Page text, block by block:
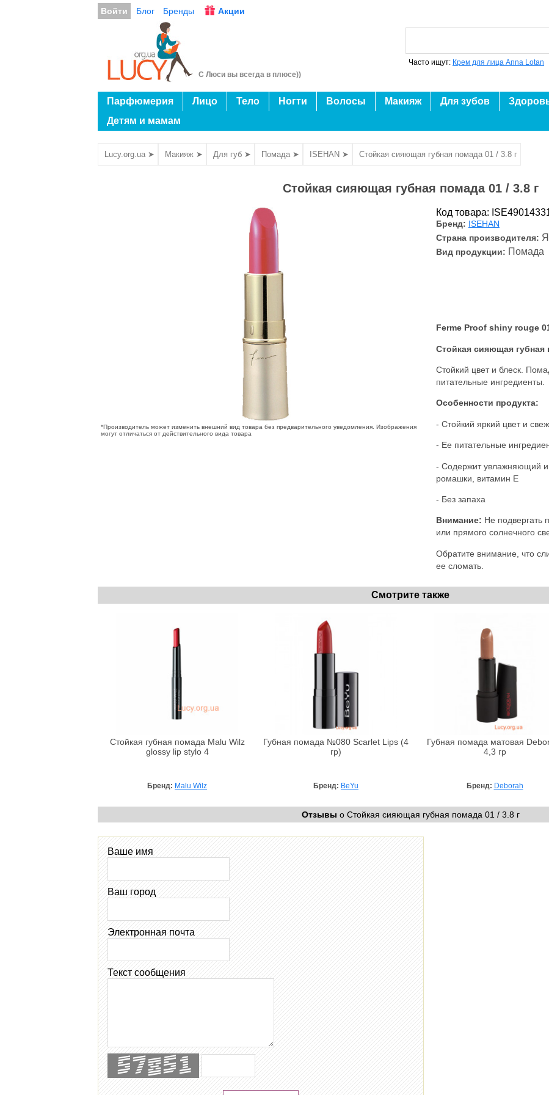
Войти Блог Бренды Акции
С Люси вы всегда в плюсе))
Часто ищут: Крем для лица Anna Lotan
Парфюмерия Лицо Тело Ногти Волосы Макияж Для зубов
Детям и мамам
Lucy.org.ua ➤ Макияж ➤ Для губ ➤ Помада ➤ ISEHAN ➤ Стойкая сияющая губная помада 01 / 3.8 г
Стойкая сияющая губная помада 01 / 3.8 г
*Производитель может изменить внешний вид товара без предварительного уведомления. Изображения
могут отличаться от действительного вида товара
Код товара:
Бренд: ISEHAN
Страна производителя:
Вид продукции: Помада
Ferme Proof shiny rouge
Стойкая сияющая губная
Стойкий цвет и блеск.
питательные ингредиенты.
Особенности продукта:
- Стойкий яркий цвет и
- Ее питательные
- Содержит увлажняющий
ромашки, витамин E
- Без запаха
Внимание: Не подвергать
или прямого солнечного
Обратите внимание, что
ее сломать.
Смотрите также
Стойкая губная помада Malu Wilz
glossy lip stylo 4
Бренд: Malu Wilz
Губная помада №080 Scarlet Lips (4
гр)
Бренд: BeYu
Губная помада матовая
4,3 гр
Бренд: Deborah
Отзывы о Стойкая сияющая губная помада 01 / 3.8 г
Ваше имя
Ваш город
Электронная почта
Текст сообщения